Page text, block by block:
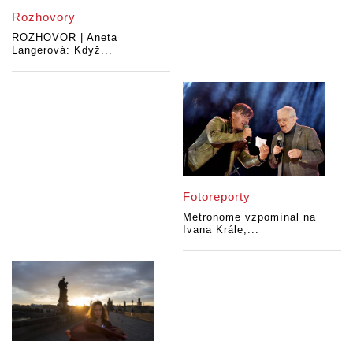
Rozhovory
ROZHOVOR | Aneta
Langerová: Když...
Fotoreporty
Metronome vzpomínal na
Ivana Krále,...